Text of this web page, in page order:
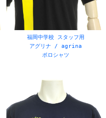
福岡中学校 スタッフ用
アグリナ / agrina
ポロシャツ